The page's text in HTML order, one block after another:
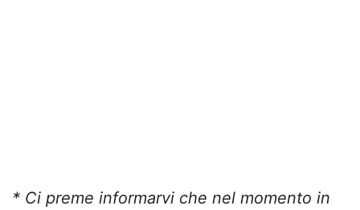
* Ci preme informarvi che nel momento in